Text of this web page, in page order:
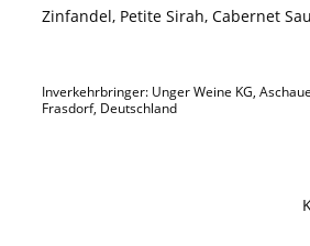
Zinfandel, Petite Sirah, Cabernet
Inverkehrbringer: Unger Weine KG,
Frasdorf, Deutschland